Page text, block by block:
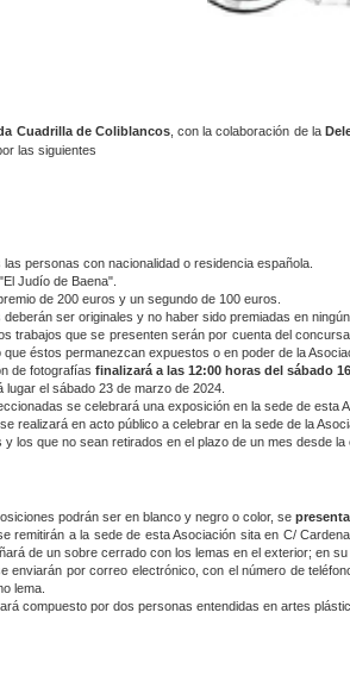
Cuadrilla de Coliblancos, con la colaboración de la
las siguientes
las personas con nacionalidad o residencia española.
Judío de Baena".
de 200 euros y un segundo de 100 euros.
deberán ser originales y no haber sido premiadas en
trabajos que se presenten serán por cuenta del
éstos permanezcan expuestos o en poder de la
de fotografías finalizará a las 12:00 horas del sábado
lugar el sábado 23 de marzo de 2024.
se celebrará una exposición en la sede de esta
se realizará en acto público a celebrar en la sede de la
y los que no sean retirados en el plazo de un mes desde
podrán ser en blanco y negro o color, se
remitirán a la sede de esta Asociación sita en C/
de un sobre cerrado con los lemas en el exterior; en
enviarán por correo electrónico, con el número de
lema.
compuesto por dos personas entendidas en artes